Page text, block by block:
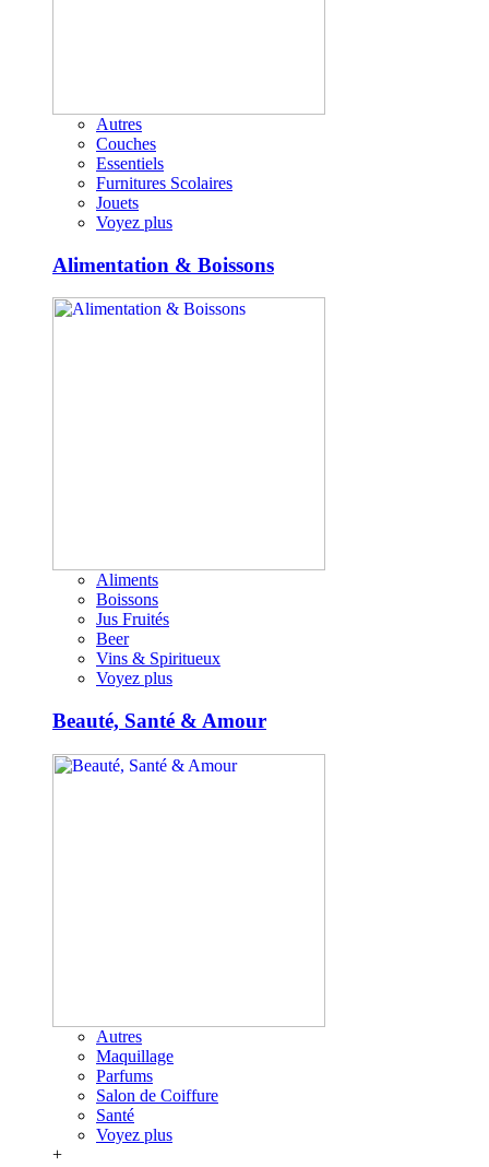
Autres
Couches
Essentiels
Furnitures Scolaires
Jouets
Voyez plus
Alimentation & Boissons
Aliments
Boissons
Jus Fruités
Beer
Vins & Spiritueux
Voyez plus
Beauté, Santé & Amour
Autres
Maquillage
Parfums
Salon de Coiffure
Santé
Voyez plus
+